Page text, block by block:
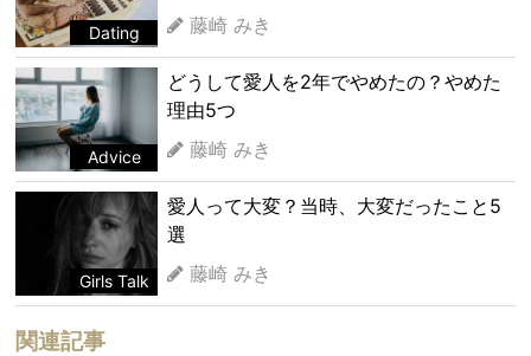
Dating
藤崎 みき
Advice
どうして愛人を2年でやめたの？やめた
理由5つ
藤崎 みき
Girls Talk
愛人って大変？当時、大変だったこと5
選
藤崎 みき
関連記事